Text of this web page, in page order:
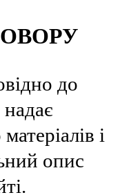
до
і
опис